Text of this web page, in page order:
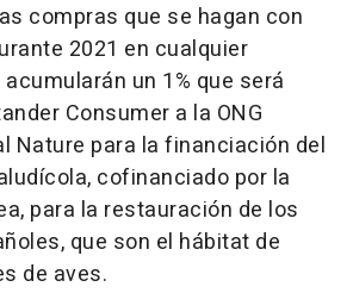
compras que se hagan con
2021 en cualquier
un 1% que será
Consumer a la ONG
Nature para la financiación del
cofinanciado por la
para la restauración de los
que son el hábitat de
de aves.